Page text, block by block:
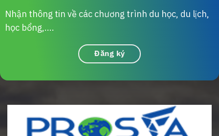
Nhận thông tin về các chương trình du học, du lịch,
học bổng,....
Đăng ký